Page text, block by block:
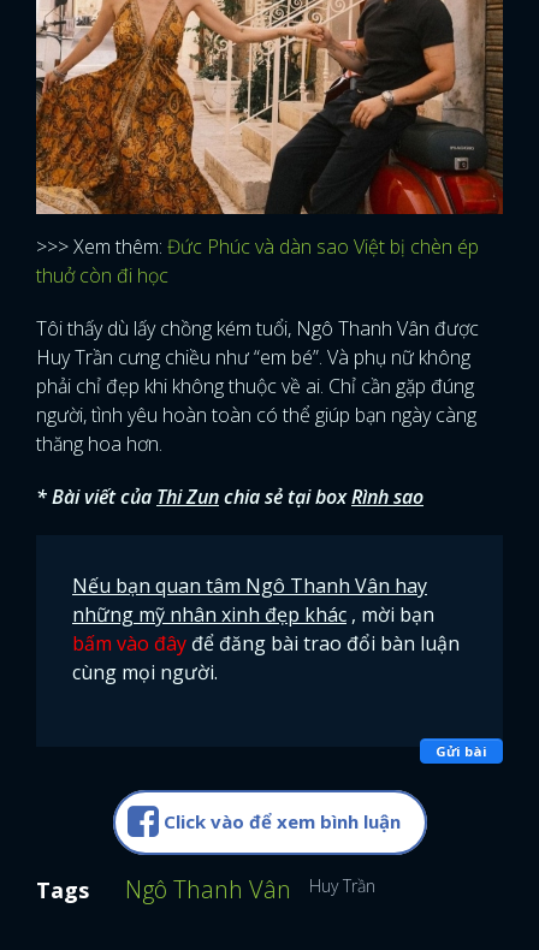
FACEBOOK GOOGLE
>>> Xem thêm: Đức Phúc và dàn sao Việt bị chèn ép
thuở còn đi học
Tôi thấy dù ​lấy chồng kém tuổi, Ngô Thanh Vân được
Huy Trần cưng chiều như “em bé”. ​Và phụ nữ không
phải chỉ đẹp khi không thuộc về ai. Chỉ cần gặp đúng
người, tình yêu hoàn toàn có thể giúp bạn ngày càng
thăng hoa hơn.
* Bài viết của Thi Zunchia sẻ tại boxRình sao
Nếu bạn quan tâm Ngô Thanh Vân hay
những mỹ nhân xinh đẹp khác , mời bạn
bấm vào đây để đăng bài trao đổi bàn luận
cùng mọi người.
Gửi bài
Click vào để xem bình luận
Tags Ngô Thanh Vân Huy Trần